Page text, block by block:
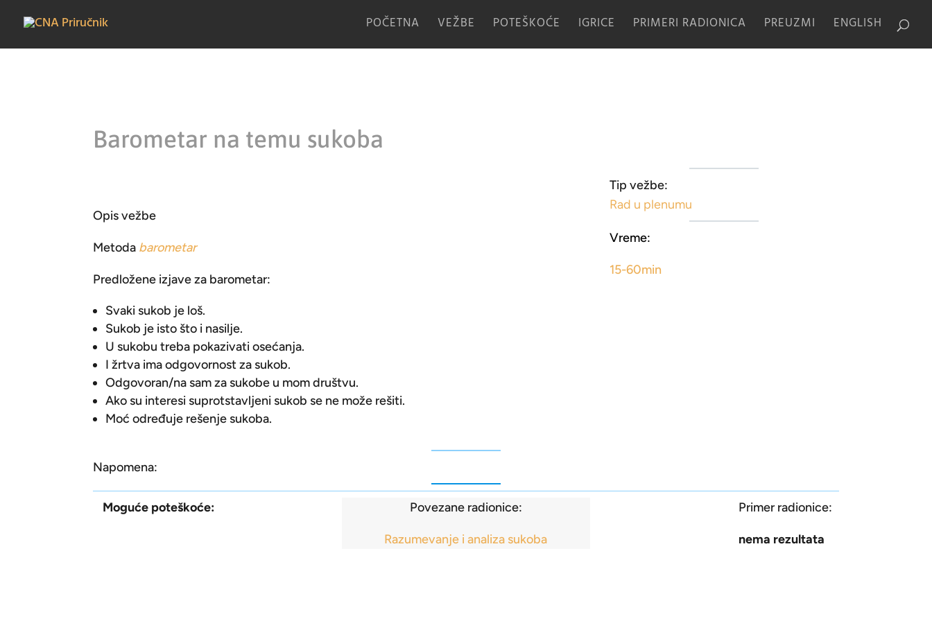
POČETNA VEŽBE POTEŠKOĆE IGRICE PRIMERI RADIONICA PREUZMI ENGLISH
Barometar na temu sukoba
Opis vežbe
Metoda barometar
Predložene izjave za barometar:
Svaki sukob je loš.
Sukob je isto što i nasilje.
U sukobu treba pokazivati osećanja.
I žrtva ima odgovornost za sukob.
Odgovoran/na sam za sukobe u mom društvu.
Ako su interesi suprotstavljeni sukob se ne može rešiti.
Moć određuje rešenje sukoba.
Tip vežbe:
Rad u plenumu
Vreme:
15-60min
Napomena:
Moguće poteškoće: Povezane radionice:
Razumevanje i analiza sukoba
Primer radionice:
nema rezultata